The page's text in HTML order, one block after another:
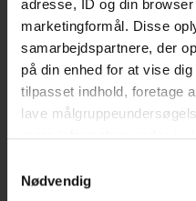
adresse, ID og din
marketingformål. Disse
samarbejdspartnere, der
på din enhed for at vise
tilpasset indhold, foretage
lave
tilbage eller ændre
Nødvendig